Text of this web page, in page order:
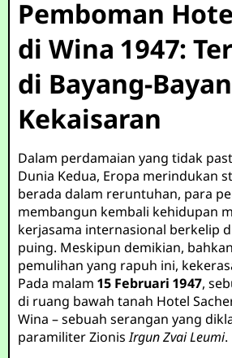
Pemboman
di Wina 1947:
di Bayang-
Kekaisaran
Dalam perdamaian yang tidak
Dunia Kedua, Eropa merindukan
berada dalam reruntuhan, para
membangun kembali kehidupan
kerjasama internasional berkelip
puing. Meskipun demikian,
pemulihan yang rapuh ini,
Pada malam15 Februari 1947,
di ruang bawah tanah Hotel
Wina – sebuah serangan yang
paramiliter ZionisIrgun Zvai Leumi.